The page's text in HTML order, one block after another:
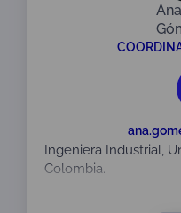
Ingeniera Industrial,
Colombia.